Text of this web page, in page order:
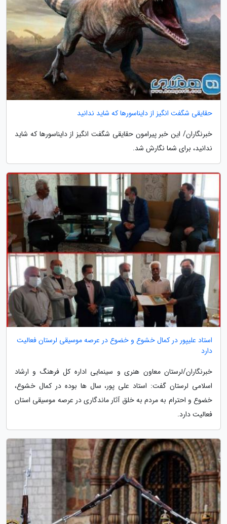
حقایقی شگفت انگیز از دایناسورها که شاید ندانید
خبرنگاران/ این خبر پیرامون حقایقی شگفت انگیز از دایناسورها که شاید
ندانید، برای شما نگارش شد.
استاد علیپور در کمال خشوع و خضوع در عرصه موسیقی لرستان فعالیت
دارد
خبرنگاران/لرستان معاون هنری و سینمایی اداره کل فرهنگ و ارشاد
اسلامی لرستان گفت: استاد علی پور، سال ها بوده در کمال خشوع،
خضوع و احترام به مردم به خلق آثار ماندگاری در عرصه موسیقی استان
فعالیت دارد.